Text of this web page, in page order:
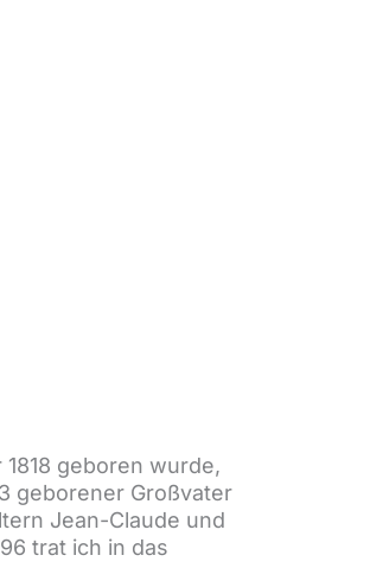
geboren wurde,
geborener Großvater
Jean-Claude und
trat ich in das